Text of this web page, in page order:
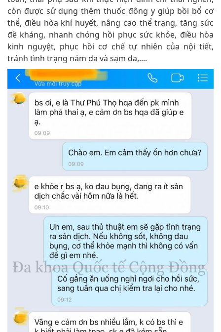
còn được sử dụng thêm thuốc đông y giúp bồi bổ cơ
thể, điều hòa khí huyết, nâng cao thể trạng, tăng sức
đề kháng, nhanh chóng hồi phục sức khỏe, điều hòa
kinh nguyệt, phục hồi cơ chế tự nhiên của nội tiết,
tránh tình trạng nám da và sạm da,....